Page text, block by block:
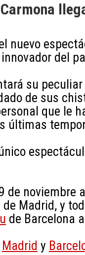
nuevo
del
su
de sus
que le
últimas
de noviembre
de Madrid, y
de Barcelona
Madrid y